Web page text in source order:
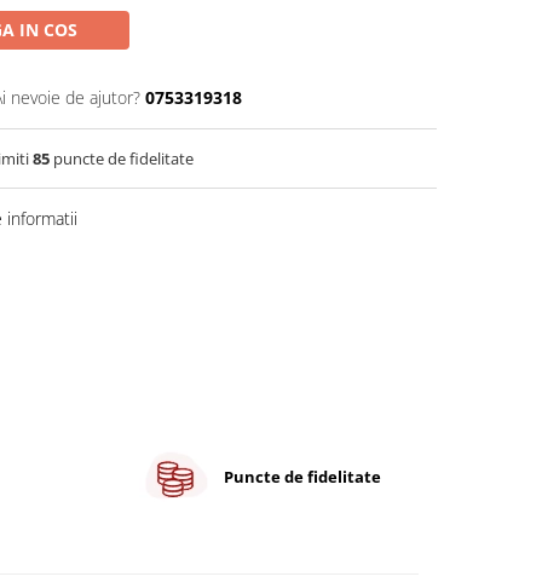
IN COS
nevoie de ajutor? 0753319318
85 puncte de fidelitate
informatii
Puncte de fidelitate